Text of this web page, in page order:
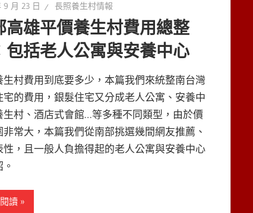
9 月 23 日 長照養生村情報
高雄平價養生村費用總整
包括老人公寓與安養中心
生村費用到底要多少，本篇我們來統整南台灣
宅的費用，銀髮住宅又分成老人公寓、安養中
生村、酒店式會館…等多種不同類型，由於價
非常大，本篇我們從南部挑選幾間網友推薦、
性，且一般人負擔得起的老人公寓與安養中心
讀